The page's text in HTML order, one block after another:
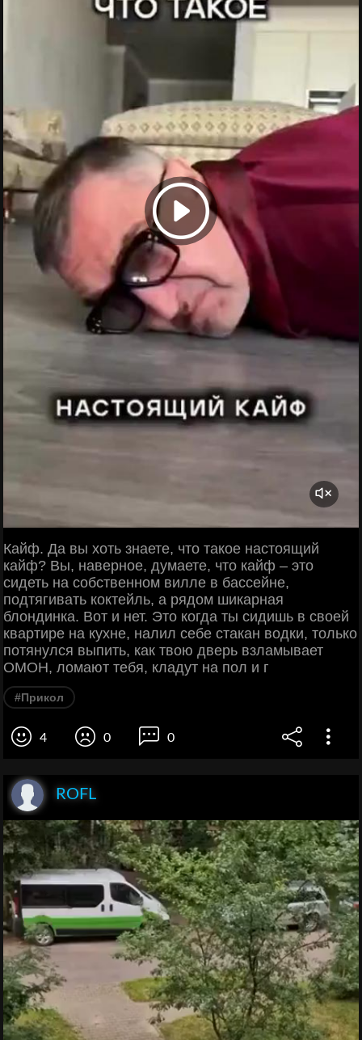
Кайф. Да вы хоть знаете, что такое настоящий
кайф? Вы, наверное, думаете, что кайф – это
сидеть на собственном вилле в бассейне,
подтягивать коктейль, а рядом шикарная
блондинка. Вот и нет. Это когда ты сидишь в своей
квартире на кухне, налил себе стакан водки, только
потянулся выпить, как твою дверь взламывает
ОМОН, ломают тебя, кладут на пол и г
#Прикол
4 0 0
ROFL